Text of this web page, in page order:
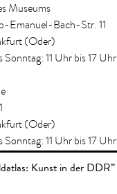
Museums
Emanuel-Bach-Str. 11
(Oder)
Sonntag: 11 Uhr bis 17 Uhr
(Oder)
Sonntag: 11 Uhr bis 17 Uhr
Kunst in der DDR”